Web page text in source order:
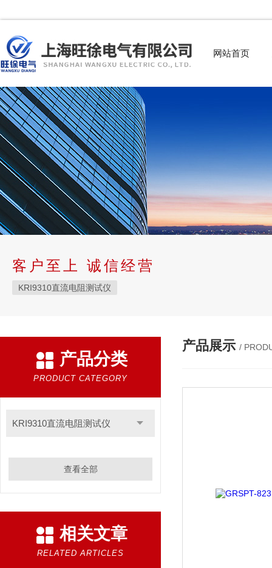
网站首页
客户至上 诚信经营
KRI9310直流电阻测试仪
产品分类
PRODUCT CATEGORY
KRI9310直流电阻测试仪
查看全部
相关文章
RELATED ARTICLES
产品展示 /